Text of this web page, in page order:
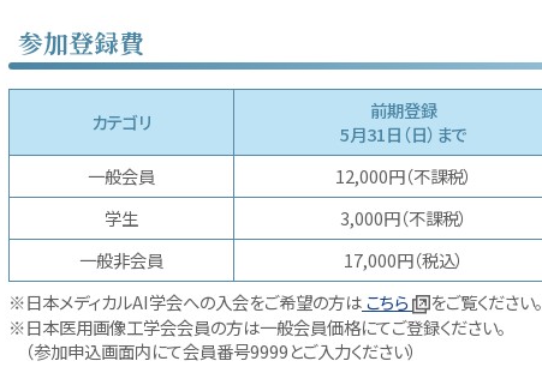
参加登録費
カテゴリ
前期登録
5月31日（日）まで
一般会員
12,000円（不課税）
学生
3,000円（不課税）
一般非会員
17,000円（税込）
※日本メディカルAI学会への入会をご希望の方はこちら
をご覧ください。
※日本医用画像工学会会員の方は一般会員価格にてご登録ください。
（参加申込画面内にて会員番号9999とご入力ください）